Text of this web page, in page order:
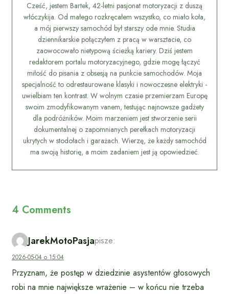
Cześć, jestem Bartek, 42-letni pasjonat motoryzacji z duszą
włóczykija. Od małego rozkręcałem wszystko, co miało koła,
a mój pierwszy samochód był starszy ode mnie. Studia
dziennikarskie połączyłem z pracą w warsztacie, co
zaowocowało nietypową ścieżką kariery. Dziś jestem
redaktorem portalu motoryzacyjnego, gdzie mogę łączyć
miłość do pisania z obsesją na punkcie samochodów. Moja
specjalność to odrestaurowane klasyki i nowoczesne elektryki -
uwielbiam ten kontrast. W wolnym czasie przemierzam Europę
swoim zmodyfikowanym vanem, testując najnowsze gadżety
dla podróżników. Moim marzeniem jest stworzenie serii
dokumentalnej o zapomnianych perełkach motoryzacji
ukrytych w stodołach i garażach. Wierzę, że każdy samochód
ma swoją historię, a moim zadaniem jest ją opowiedzieć.
4 Comments
JarekMotoPasjapisze:
2026-05-04 o 15:04
Przyznam, że postęp w dziedzinie asystentów głosowych
robi na mnie największe wrażenie – w końcu nie trzeba